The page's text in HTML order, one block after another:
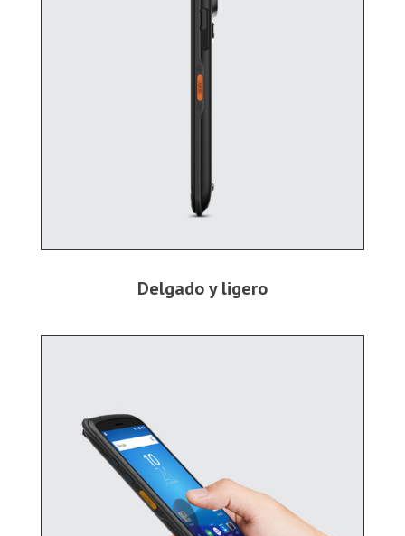
Delgado y ligero